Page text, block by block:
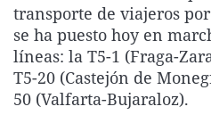
transporte de viajeros
se ha puesto hoy en
líneas: la T5-1 (Fraga-
T5-20 (Castejón de
50 (Valfarta-Bujaraloz).